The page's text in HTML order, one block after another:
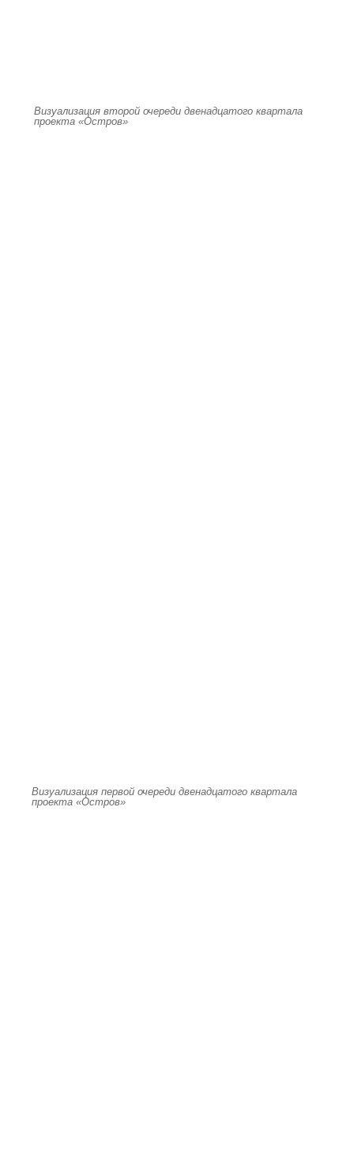
Визуализация второй очереди двенадцатого квартала
проекта «Остров»
Визуализация первой очереди двенадцатого квартала
проекта «Остров»